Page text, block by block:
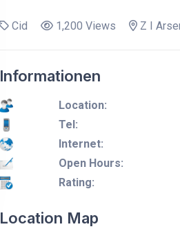
Cid 1,200 Views Z I
Informationen
Location:
Tel:
Internet:
Open Hours:
Rating:
Location Map